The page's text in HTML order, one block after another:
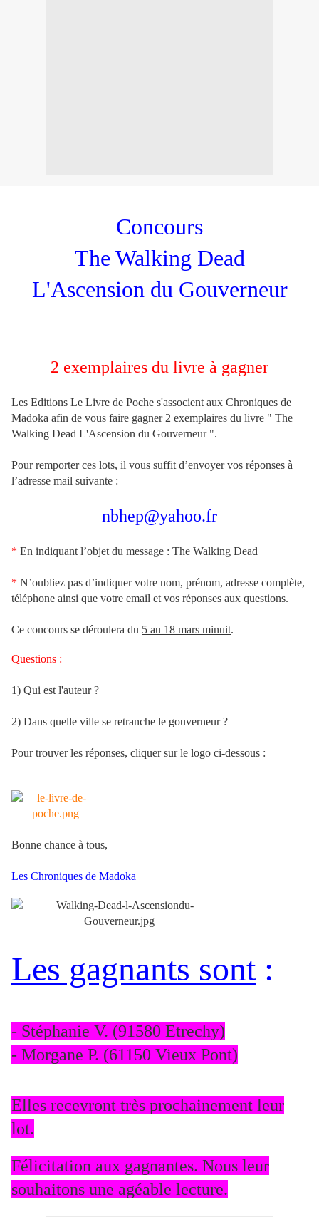
Concours
The Walking Dead
L'Ascension du Gouverneur
2 exemplaires du livre à gagner
Les Editions Le Livre de Poche s'associent aux Chroniques de
Madoka afin de vous faire gagner 2 exemplaires du livre " The
Walking Dead L'Ascension du Gouverneur ".
Pour remporter ces lots, il vous suffit d’envoyer vos réponses à
l’adresse mail suivante :
nbhep@yahoo.fr
* En indiquant l’objet du message : The Walking Dead
* N’oubliez pas d’indiquer votre nom, prénom, adresse complète,
téléphone ainsi que votre email et vos réponses aux questions.
Ce concours se déroulera du 5 au 18 mars minuit.
Questions :
1) Qui est l'auteur ?
2) Dans quelle ville se retranche le gouverneur ?
Pour trouver les réponses, cliquer sur le logo ci-dessous :
Bonne chance à tous,
Les Chroniques de Madoka
Les gagnants sont :
- Stéphanie V. (91580 Etrechy)
- Morgane P. (61150 Vieux Pont)
Elles recevront très prochainement leur
lot.
Félicitation aux gagnantes. Nous leur
souhaitons une agéable lecture.